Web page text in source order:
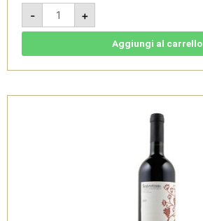
-
Montevetrano
2008
-
Colli
3L
+
Aggiungi al carrello